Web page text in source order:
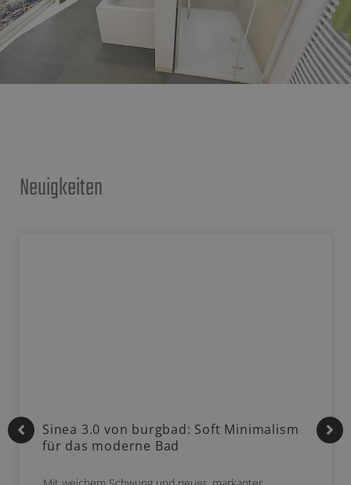
Neuigkeiten
Sinea 3.0 von burgbad: Soft Minimalism
für das moderne Bad